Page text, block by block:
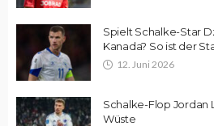
Spielt Schalke-Star
Kanada? So ist der
12. Juni 2026
Schalke-Flop Jordan
Wüste